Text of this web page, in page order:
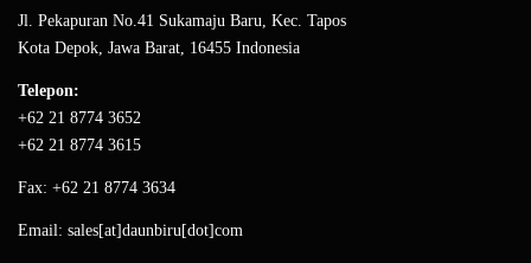
Jl. Pekapuran No.41 Sukamaju Baru, Kec. Tapos
Kota Depok, Jawa Barat, 16455 Indonesia
Telepon:
+62 21 8774 3652
+62 21 8774 3615
Fax: +62 21 8774 3634
Email: sales[at]daunbiru[dot]com